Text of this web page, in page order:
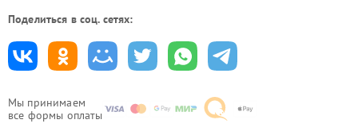
Мы принимаем
все формы оплаты
Поделиться в соц. сетях: